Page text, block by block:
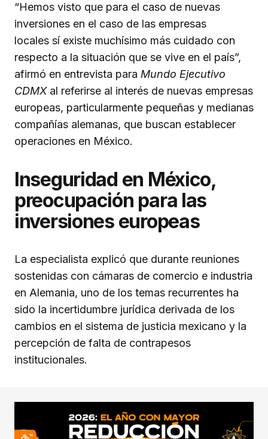
“Hemos visto que para el caso de nuevas
inversiones en el caso de las empresas
locales sí existe muchísimo más cuidado con
respecto a la situación que se vive en el país”,
afirmó en entrevista para Mundo Ejecutivo
CDMXal referirse al interés de nuevas empresas
europeas, particularmente pequeñas y medianas
compañías alemanas, que buscan establecer
operaciones en México.
Inseguridad en México,
preocupación para las
inversiones europeas
La especialista explicó que durante reuniones
sostenidas con cámaras de comercio e industria
en Alemania, uno de los temas recurrentes ha
sido la incertidumbre jurídica derivada de los
cambios en el sistema de justicia mexicano y la
percepción de falta de contrapesos
institucionales.